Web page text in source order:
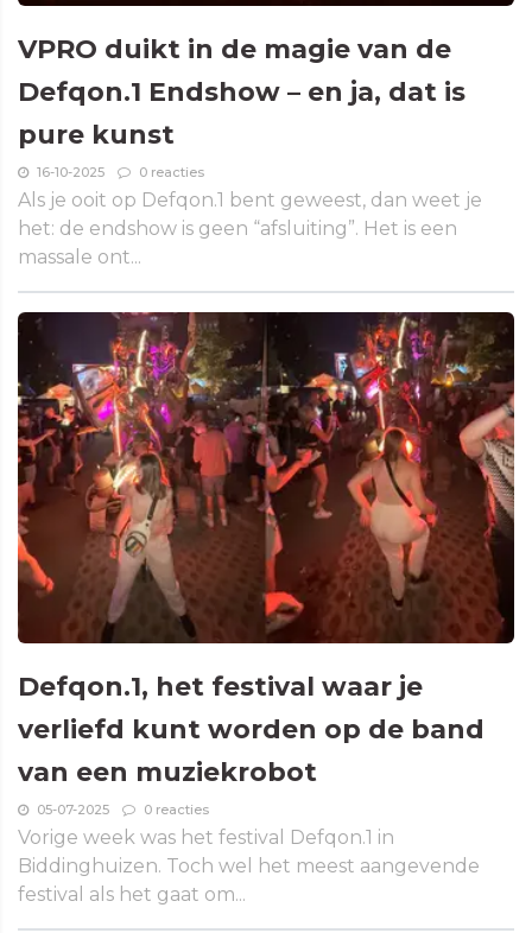
VPRO duikt in de magie van de
Defqon.1 Endshow – en ja, dat is
pure kunst
16-10-2025 0 reacties
Als je ooit op Defqon.1 bent geweest, dan weet je
het: de endshow is geen “afsluiting”. Het is een
massale ont...
Defqon.1, het festival waar je
verliefd kunt worden op de band
van een muziekrobot
05-07-2025 0 reacties
Vorige week was het festival Defqon.1 in
Biddinghuizen. Toch wel het meest aangevende
festival als het gaat om...